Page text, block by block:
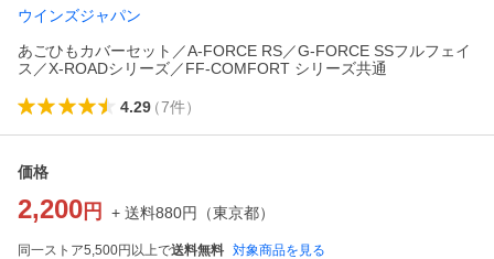
ウインズジャパン
あごひもカバーセット／A-FORCE RS／G-FORCE SSフルフェイ
ス／X-ROADシリーズ／FF-COMFORT シリーズ共通
4.29（7件）
価格
2,200 円 + 送料880円 （東京都）
同一ストア5,500円以上で送料無料 対象商品を見る